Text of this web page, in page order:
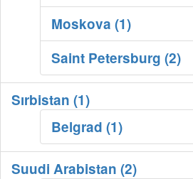
Moskova (1)
Saint Petersburg (2)
Sırbistan (1)
Belgrad (1)
Suudi Arabistan (2)